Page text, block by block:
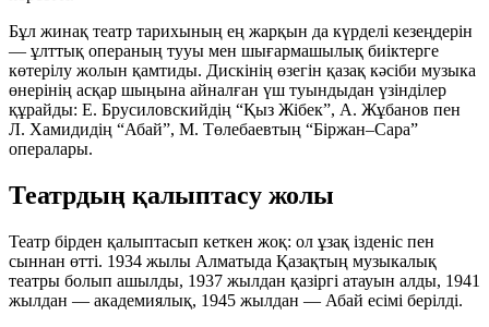
Бұл жинақ театр тарихының ең жарқын да күрделі кезеңдерін
— ұлттық операның тууы мен шығармашылық биіктерге
көтерілу жолын қамтиды. Дискінің өзегін қазақ кәсіби музыка
өнерінің асқар шыңына айналған үш туындыдан үзінділер
құрайды: Е. Брусиловскийдің “Қыз Жібек”, А. Жұбанов пен
Л. Хамидидің “Абай”, М. Төлебаевтың “Біржан–Сара”
опералары.
Театрдың қалыптасу жолы
Театр бірден қалыптасып кеткен жоқ: ол ұзақ ізденіс пен
сыннан өтті. 1934 жылы Алматыда Қазақтың музыкалық
театры болып ашылды, 1937 жылдан қазіргі атауын алды, 1941
жылдан — академиялық, 1945 жылдан — Абай есімі берілді.